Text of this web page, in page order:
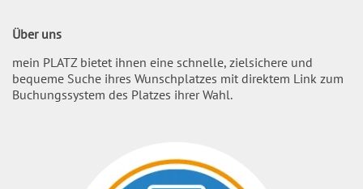
Über uns
mein PLATZ bietet ihnen eine schnelle, zielsichere und
bequeme Suche ihres Wunschplatzes mit direktem Link zum
Buchungssystem des Platzes ihrer Wahl.